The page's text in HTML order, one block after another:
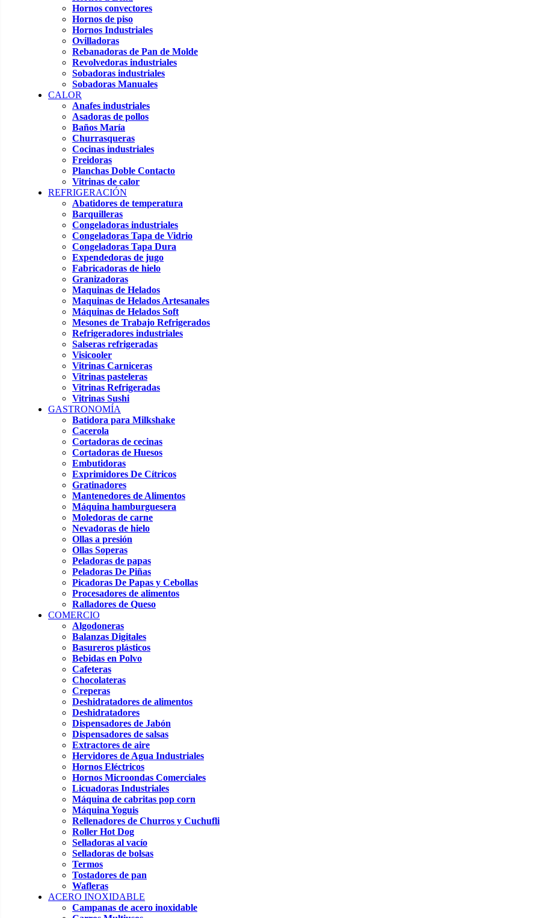
Hornos convectores
Hornos de piso
Hornos Industriales
Ovilladoras
Rebanadoras de Pan de Molde
Revolvedoras industriales
Sobadoras industriales
Sobadoras Manuales
CALOR
Anafes industriales
Asadoras de pollos
Baños María
Churrasqueras
Cocinas industriales
Freidoras
Planchas Doble Contacto
Vitrinas de calor
REFRIGERACIÓN
Abatidores de temperatura
Barquilleras
Congeladoras industriales
Congeladoras Tapa de Vidrio
Congeladoras Tapa Dura
Expendedoras de jugo
Fabricadoras de hielo
Granizadoras
Maquinas de Helados
Maquinas de Helados Artesanales
Máquinas de Helados Soft
Mesones de Trabajo Refrigerados
Refrigeradores industriales
Salseras refrigeradas
Visicooler
Vitrinas Carniceras
Vitrinas pasteleras
Vitrinas Refrigeradas
Vitrinas Sushi
GASTRONOMÍA
Batidora para Milkshake
Cacerola
Cortadoras de cecinas
Cortadoras de Huesos
Embutidoras
Exprimidores De Cítricos
Gratinadores
Mantenedores de Alimentos
Máquina hamburguesera
Moledoras de carne
Nevadoras de hielo
Ollas a presión
Ollas Soperas
Peladoras de papas
Peladoras De Piñas
Picadoras De Papas y Cebollas
Procesadores de alimentos
Ralladores de Queso
COMERCIO
Algodoneras
Balanzas Digitales
Basureros plásticos
Bebidas en Polvo
Cafeteras
Chocolateras
Creperas
Deshidratadores de alimentos
Deshidratadores
Dispensadores de Jabón
Dispensadores de salsas
Extractores de aire
Hervidores de Agua Industriales
Hornos Eléctricos
Hornos Microondas Comerciales
Licuadoras Industriales
Máquina de cabritas pop corn
Máquina Yoguis
Rellenadores de Churros y Cuchufli
Roller Hot Dog
Selladoras al vacío
Selladoras de bolsas
Termos
Tostadores de pan
Wafleras
ACERO INOXIDABLE
Campanas de acero inoxidable